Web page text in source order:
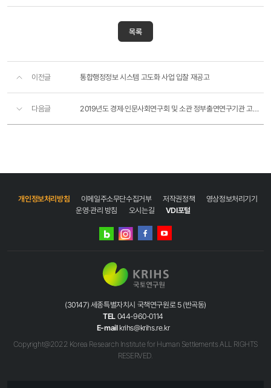
목록
이전글 통합행정정보 시스템 고도화 사업 입찰 재공고
다음글 2019년도 경제·인문사회연구회 및 소관 정부출연연구기관 고객만족도 주간사업자(조사업체) 선정 공고
개인정보처리방침 이메일주소무단수집거부 저작권정책
영상정보처리기기
운영·관리 방침
오시는길 VDI포털
네이버
인스타그램
(30147) 세종특별자치시 국책연구원로 5 (반곡동)
TEL 044-960-0114
E-mail krihs@krihs.re.kr
Copyright@2022 Korea Research Institute for Human Settlements ALL RIGHTS
RESERVED.